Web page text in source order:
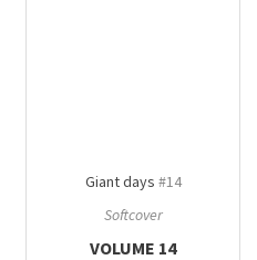
Giant days #14
Softcover
VOLUME 14